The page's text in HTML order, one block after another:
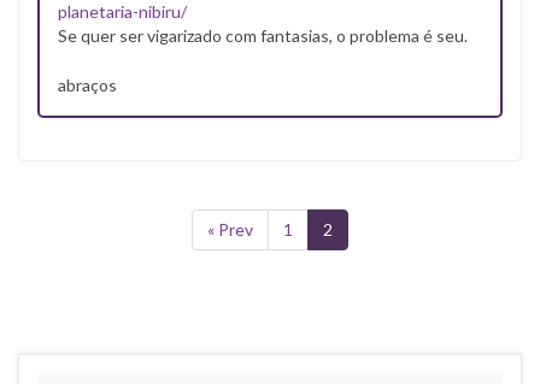
planetaria-nibiru/
Se quer ser vigarizado com fantasias, o problema é seu.
abraços
« Prev 1 2